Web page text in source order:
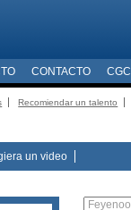
CONTACTO CGC
Recomiendar un talento
un video